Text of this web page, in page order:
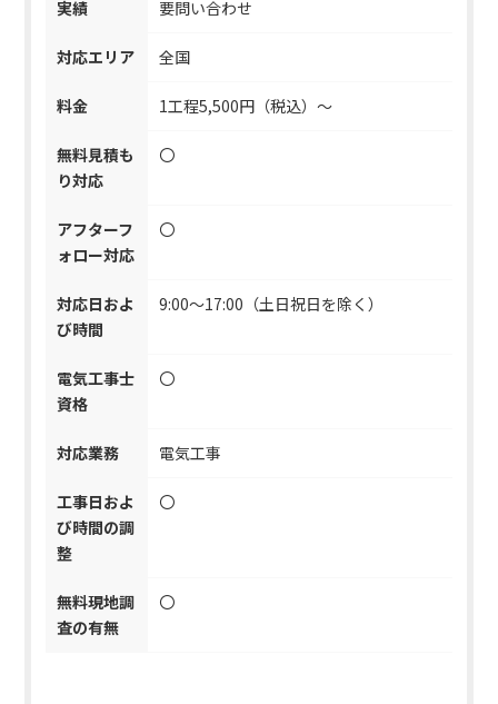
実績 要問い合わせ
対応エリア 全国
料金 1工程5,500円（税込）～
無料見積も
り対応
〇
アフターフ
ォロー対応
〇
対応日およ
び時間
9:00～17:00（土日祝日を除く）
電気工事士
資格
〇
対応業務 電気工事
工事日およ
び時間の調
整
〇
無料現地調
査の有無
〇